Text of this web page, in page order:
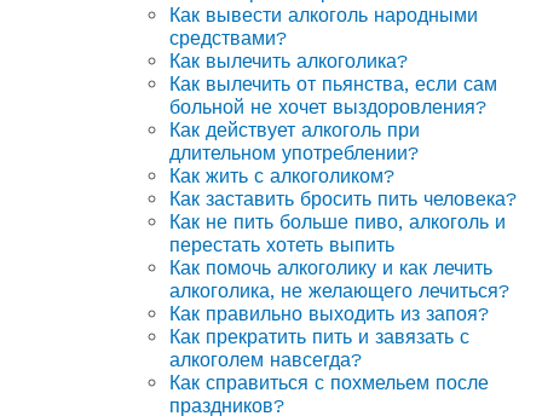
Как вывести алкоголь народными
средствами?
Как вылечить алкоголика?
Как вылечить от пьянства, если сам
больной не хочет выздоровления?
Как действует алкоголь при
длительном употреблении?
Как жить с алкоголиком?
Как заставить бросить пить человека?
Как не пить больше пиво, алкоголь и
перестать хотеть выпить
Как помочь алкоголику и как лечить
алкоголика, не желающего лечиться?
Как правильно выходить из запоя?
Как прекратить пить и завязать с
алкоголем навсегда?
Как справиться с похмельем после
праздников?